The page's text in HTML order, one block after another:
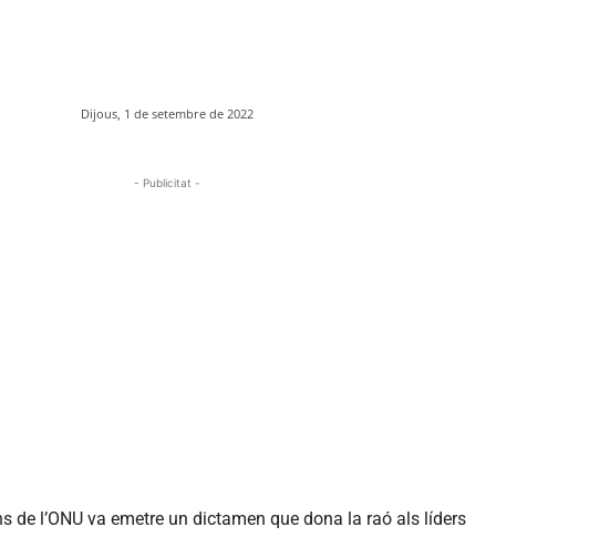
Dijous, 1 de setembre de 2022
- Publicitat -
de l’ONU va emetre un dictamen que dona la raó als líders